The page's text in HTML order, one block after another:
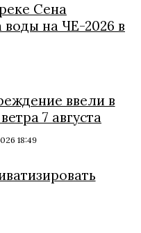
Сена
воды на ЧЕ-2026 в
ввели в
7 августа
18:49